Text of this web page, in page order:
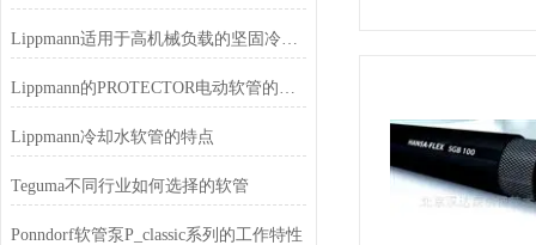
Lippmann适用于高机械负载的坚固冷却水软管
Lippmann的PROTECTOR电动软管的特点
Lippmann冷却水软管的特点
Teguma不同行业如何选择的软管
Ponndorf软管泵P_classic系列的工作特性